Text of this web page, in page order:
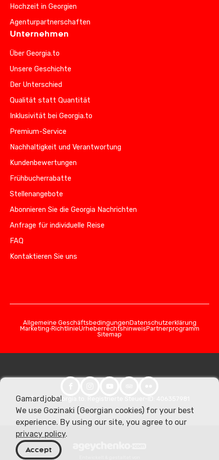
Hochzeit in Georgien
Agenturpartnerschaften
Unternehmen
Über Georgia.to
Unsere Geschichte
Der Unterschied
Qualität statt Quantität
Inklusivität bei Georgia.to
Premium-Service
Nachhaltigkeit und Verantwortung
Kundenbewertungen
Frühbucherrabatte
Stellenangebote
Abonnieren Sie die Georgia Nachrichten
Anfrage für individuelle Reise
FAQ
Kontaktieren Sie uns
Allgemeine GeschäftsbedingungenDatenschutzerklärung
Marketing‑RichtlinieUrheberrechtshinweisPartnerprogramm
Sitemap
© 2026 Georgia.to. Registrierte Steuer-ID: 406357981
Gamardjoba!
We use Gozinaki (Georgian cookies) for your best
experience. By using our site, you agree to our
privacy policy.
Accept